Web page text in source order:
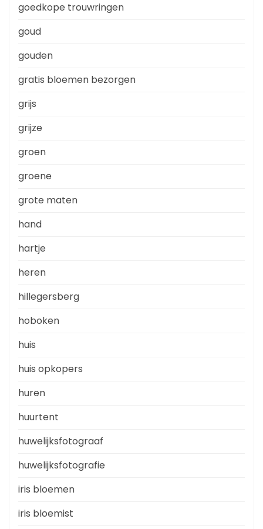
goedkope trouwringen
goud
gouden
gratis bloemen bezorgen
grijs
grijze
groen
groene
grote maten
hand
hartje
heren
hillegersberg
hoboken
huis
huis opkopers
huren
huurtent
huwelijksfotograaf
huwelijksfotografie
iris bloemen
iris bloemist